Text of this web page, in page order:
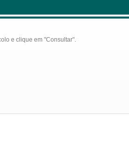
e clique em "Consultar".